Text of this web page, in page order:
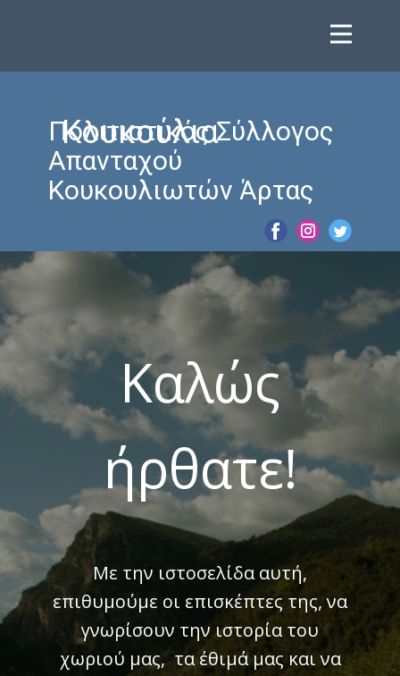
Κουκούλια
Πολιτιστικός Σύλλογος
Απανταχού
Κουκουλιωτών Άρτας
Καλώς
ήρθατε!
Με την ιστοσελίδα αυτή,
επιθυμούμε οι επισκέπτες της, να
γνωρίσουν την ιστορία του
χωριού μας, τα έθιμά μας και να